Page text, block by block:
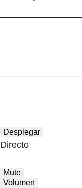
Desplegar
Directo
Mute
Volumen